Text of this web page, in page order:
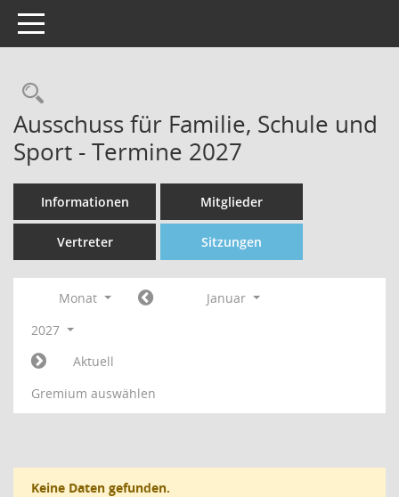
Toggle navigation
Rechercheauswahl
Ausschuss für Familie, Schule und
Sport - Termine 2027
Informationen Mitglieder
Vertreter Sitzungen
Monat
Januar
2027
Aktuell
Gremium auswählen
Keine Daten gefunden.